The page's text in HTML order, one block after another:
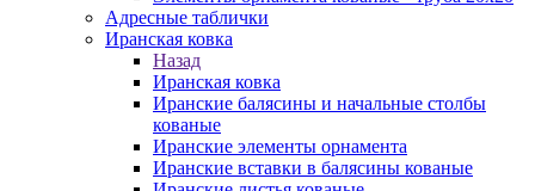
Адресные таблички
Иранская ковка
Назад
Иранская ковка
Иранские балясины и начальные столбы
кованые
Иранские элементы орнамента
Иранские вставки в балясины кованые